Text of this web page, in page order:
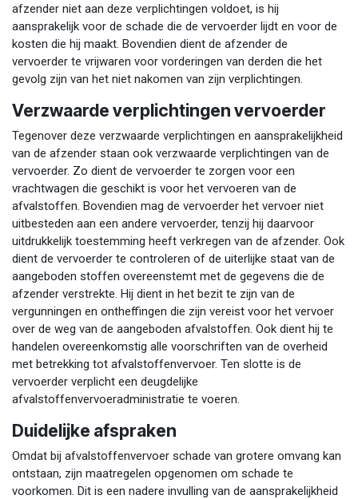
afzender niet aan deze verplichtingen voldoet, is hij
aansprakelijk voor de schade die de vervoerder lijdt en voor de
kosten die hij maakt. Bovendien dient de afzender de
vervoerder te vrijwaren voor vorderingen van derden die het
gevolg zijn van het niet nakomen van zijn verplichtingen.
Verzwaarde verplichtingen vervoerder
Tegenover deze verzwaarde verplichtingen en aansprakelijkheid
van de afzender staan ook verzwaarde verplichtingen van de
vervoerder. Zo dient de vervoerder te zorgen voor een
vrachtwagen die geschikt is voor het vervoeren van de
afvalstoffen. Bovendien mag de vervoerder het vervoer niet
uitbesteden aan een andere vervoerder, tenzij hij daarvoor
uitdrukkelijk toestemming heeft verkregen van de afzender. Ook
dient de vervoerder te controleren of de uiterlijke staat van de
aangeboden stoffen overeenstemt met de gegevens die de
afzender verstrekte. Hij dient in het bezit te zijn van de
vergunningen en ontheffingen die zijn vereist voor het vervoer
over de weg van de aangeboden afvalstoffen. Ook dient hij te
handelen overeenkomstig alle voorschriften van de overheid
met betrekking tot afvalstoffenvervoer. Ten slotte is de
vervoerder verplicht een deugdelijke
afvalstoffenvervoeradministratie te voeren.
Duidelijke afspraken
Omdat bij afvalstoffenvervoer schade van grotere omvang kan
ontstaan, zijn maatregelen opgenomen om schade te
voorkomen. Dit is een nadere invulling van de aansprakelijkheid